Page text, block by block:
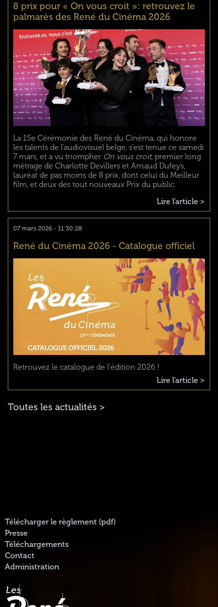
8 prix pour « On vous croit »: retrouvez le
palmarès des René du Cinéma 2026
La 15e Cérémonie des René du Cinéma, qui honore
les talents de l’audiovisuel belge, s’est tenue ce samedi
7 mars, et a vu triompher On vous croit, premier long
métrage de Charlotte Devillers et Arnaud Dufeys,
lauréat de pas moins de 8 prix, dont celui du Meilleur
film, et deux des tout nouveaux Prix du public.
Lire l'article >
07 mars 2026 - 11:30:28
René du Cinéma 2026 - Catalogue officiel
Retrouvez le catalogue de l'édition 2026 !
Lire l'article >
Toutes les actualités >
Télécharger le règlement (pdf)
Presse
Téléchargements
Contact
Administration